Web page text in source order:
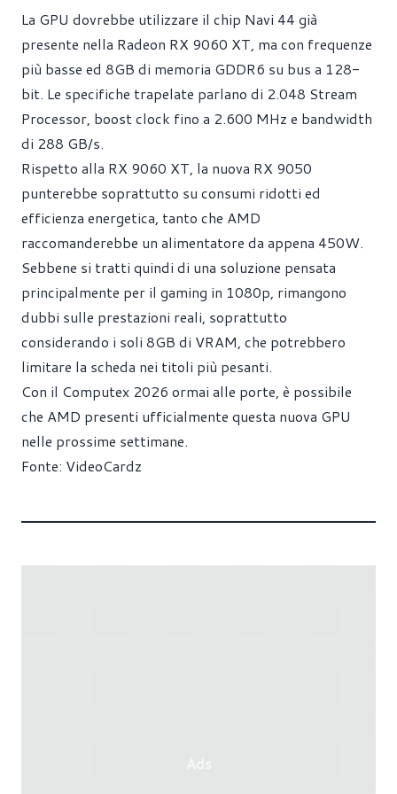
La GPU dovrebbe utilizzare il chip Navi 44 già
presente nella Radeon RX 9060 XT, ma con frequenze
più basse ed 8GB di memoria GDDR6 su bus a 128-
bit. Le specifiche trapelate parlano di 2.048 Stream
Processor, boost clock fino a 2.600 MHz e bandwidth
di 288 GB/s.
Rispetto alla RX 9060 XT, la nuova RX 9050
punterebbe soprattutto su consumi ridotti ed
efficienza energetica, tanto che AMD
raccomanderebbe un alimentatore da appena 450W.
Sebbene si tratti quindi di una soluzione pensata
principalmente per il gaming in 1080p, rimangono
dubbi sulle prestazioni reali, soprattutto
considerando i soli 8GB di VRAM, che potrebbero
limitare la scheda nei titoli più pesanti.
Con il Computex 2026 ormai alle porte, è possibile
che AMD presenti ufficialmente questa nuova GPU
nelle prossime settimane.
Fonte: VideoCardz